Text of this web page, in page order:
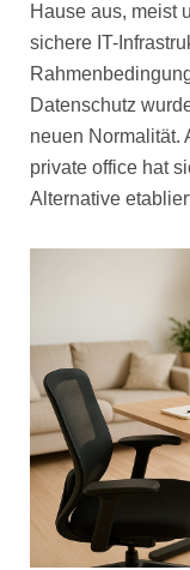
Hause aus, meist
sichere IT-
Datenschutz
neuen Normalität.
private office hat
Alternative